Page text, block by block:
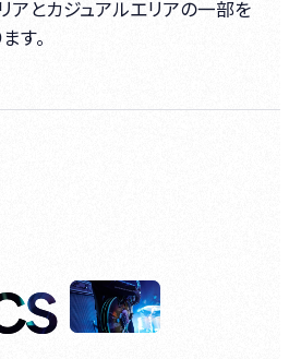
アとカジュアルエリアの一部を
す。